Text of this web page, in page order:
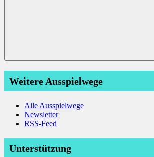
Suchen
Weitere Ausspielwege
Alle Ausspielwege
Newsletter
RSS-Feed
Unterstützung